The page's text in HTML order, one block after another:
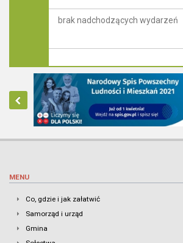
brak nadchodzących wydarzeń
MENU
Co, gdzie i jak załatwić
Samorząd i urząd
Gmina